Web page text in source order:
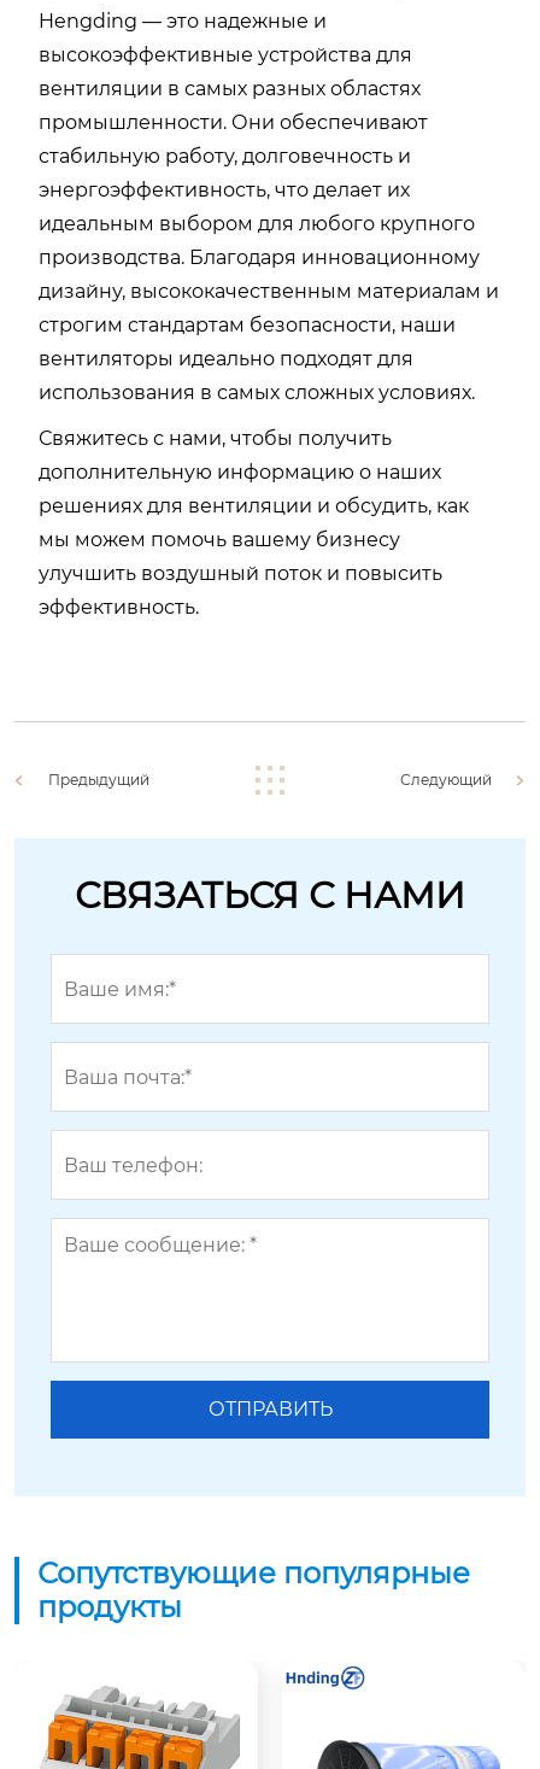
Hengding — это надежные и
высокоэффективные устройства для
вентиляции в самых разных областях
промышленности. Они обеспечивают
стабильную работу, долговечность и
энергоэффективность, что делает их
идеальным выбором для любого крупного
производства. Благодаря инновационному
дизайну, высококачественным материалам и
строгим стандартам безопасности, наши
вентиляторы идеально подходят для
использования в самых сложных условиях.
Свяжитесь с нами, чтобы получить
дополнительную информацию о наших
решениях для вентиляции и обсудить, как
мы можем помочь вашему бизнесу
улучшить воздушный поток и повысить
эффективность.
Предыдущий Следующий
СВЯЗАТЬСЯ С НАМИ
Сопутствующие популярные
продукты